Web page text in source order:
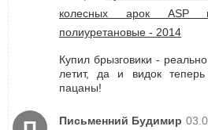
колесных арок ASP
полиуретановые - 2014
Купил брызговики -
летит, да и видок теперь
пацаны!
Письменний Будимир